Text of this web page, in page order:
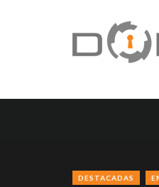
DESTACADAS